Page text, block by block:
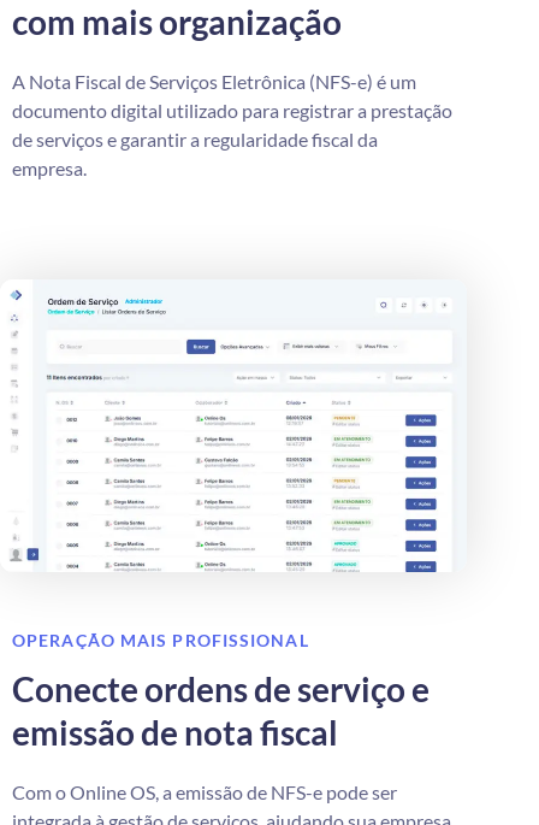
com mais organização
A Nota Fiscal de Serviços Eletrônica (NFS-e) é um
documento digital utilizado para registrar a prestação
de serviços e garantir a regularidade fiscal da
empresa.
OPERAÇÃO MAIS PROFISSIONAL
Conecte ordens de serviço e
emissão de nota fiscal
Com o Online OS, a emissão de NFS-e pode ser
integrada à gestão de serviços, ajudando sua empresa